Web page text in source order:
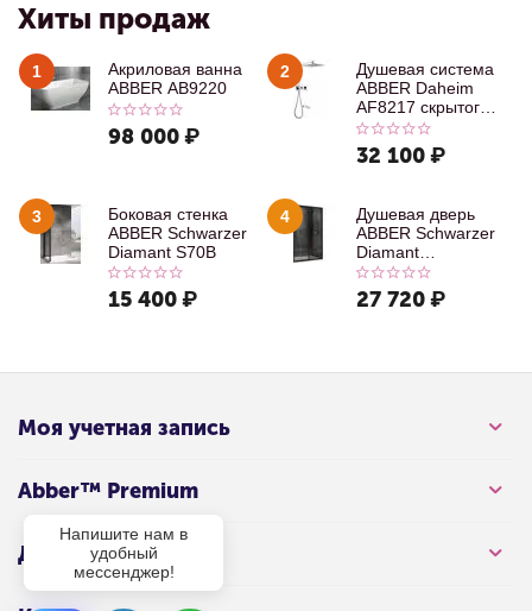
Хиты продаж
1
Акриловая ванна
ABBER AB9220
98 000 ₽
2
Душевая система
ABBER Daheim
AF8217 скрытого
монтажа с
изливом, хром
32 100 ₽
3
Боковая стенка
ABBER Schwarzer
Diamant S70B
15 400 ₽
4
Душевая дверь
ABBER Schwarzer
Diamant
AG30100B
27 720 ₽
Моя учетная запись
Abber™ Premium
Для клиента
Напишите нам в
удобный
мессенджер!